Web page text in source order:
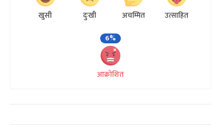
खुसी दुःखी अचम्मित
उत्साहित
6%
आक्रोशित